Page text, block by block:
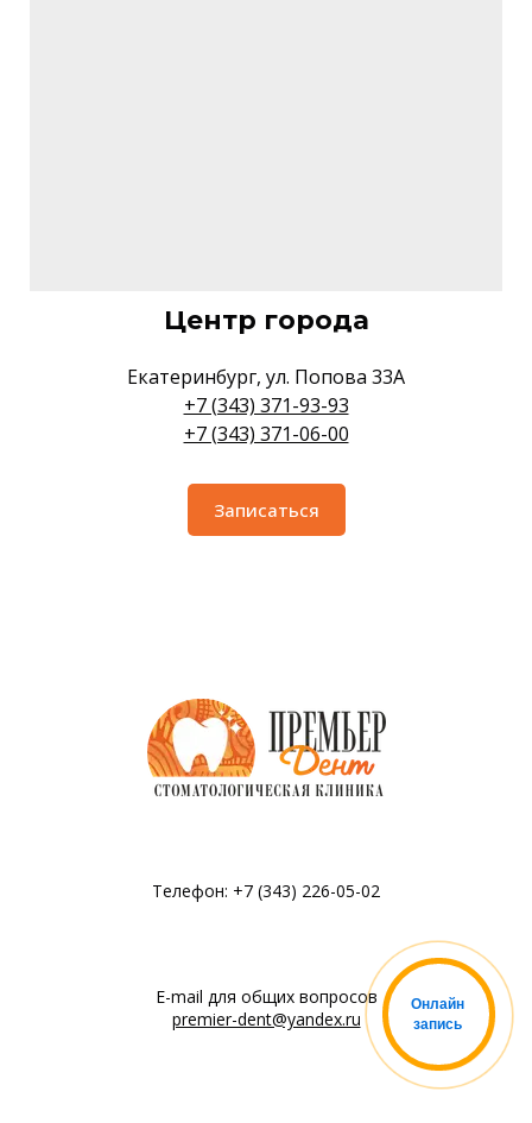
Онлайн
запись
Центр города
Екатеринбург, ул. Попова 33А
+7 (343) 371-93-93
+7 (343) 371-06-00
Записаться
Телефон: +7 (343) 226-05-02
E-mail для общих вопросов
premier-dent@yandex.ru